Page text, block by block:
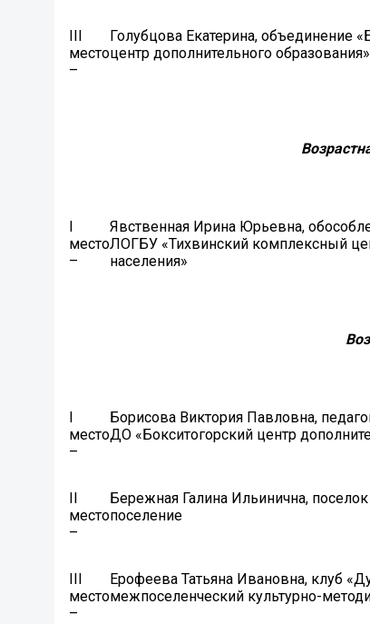
III
место
–
Голубцова Екатерина, объединение
центр дополнительного
I
место
–
Явственная Ирина Юрьевна,
ЛОГБУ «Тихвинский комплексный
населения»
I
место
–
Борисова Виктория Павловна,
ДО «Бокситогорский центр
II
место
–
Бережная Галина Ильинична,
поселение
III
место
–
Ерофеева Татьяна Ивановна, клуб
межпоселенческий культурно-